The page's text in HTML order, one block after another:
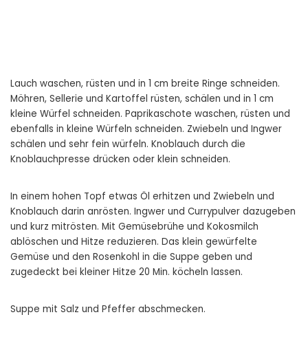
Lauch waschen, rüsten und in 1 cm breite Ringe schneiden.
Möhren, Sellerie und Kartoffel rüsten, schälen und in 1 cm
kleine Würfel schneiden. Paprikaschote waschen, rüsten und
ebenfalls in kleine Würfeln schneiden. Zwiebeln und Ingwer
schälen und sehr fein würfeln. Knoblauch durch die
Knoblauchpresse drücken oder klein schneiden.
In einem hohen Topf etwas Öl erhitzen und Zwiebeln und
Knoblauch darin anrösten. Ingwer und Currypulver dazugeben
und kurz mitrösten. Mit Gemüsebrühe und Kokosmilch
ablöschen und Hitze reduzieren. Das klein gewürfelte
Gemüse und den Rosenkohl in die Suppe geben und
zugedeckt bei kleiner Hitze 20 Min. köcheln lassen.
Suppe mit Salz und Pfeffer abschmecken.